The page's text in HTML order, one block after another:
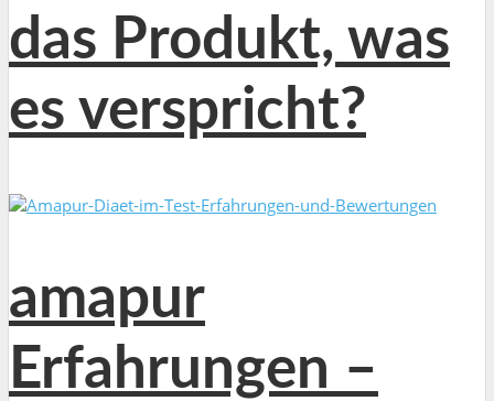
das Produkt, was
es verspricht?
amapur
Erfahrungen –